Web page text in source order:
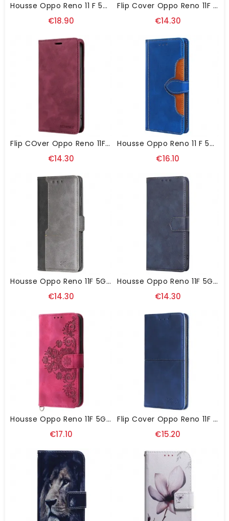
Housse Oppo Reno 11 F 5G Miroir Et Porte-Cartes
€18.90
Flip Cover Oppo Reno 11F 5G Texture Croisée
€14.30
Flip COver Oppo Reno 11F 5G BETOPNICE
€14.30
Housse Oppo Reno 11 F 5G Design Floral
€16.10
Housse Oppo Reno 11F 5G Bicolore Design
€14.30
Housse Oppo Reno 11F 5G Effet Cuir Avec Blocage RFID
€14.30
Housse Oppo Reno 11F 5G Dentelle Avec Lanière Et Bandoulière
€17.10
Flip Cover Oppo Reno 11F 5G Porte-Cartes
€15.20